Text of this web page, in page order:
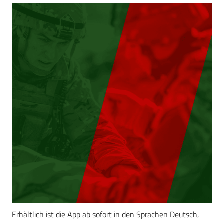
Erhältlich ist die App ab sofort in den Sprachen Deutsch,